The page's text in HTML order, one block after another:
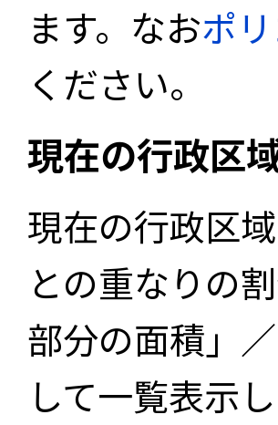
ます。なおポ
ください。
現在の行政区
現在の行政区
との重なりの
部分の面積」
して一覧表示